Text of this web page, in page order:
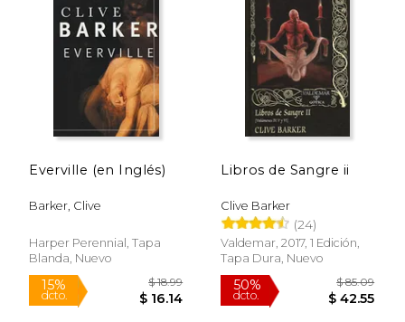
50%
$ 34.77
15%
dcto.
Everville (en Inglés)
Barker, Clive
Harper Perennial, Tapa
Blanda, Nuevo
Libros de Sangre ii
Clive Barker
(24)
Valdemar, 2017, 1 Edición,
Tapa Dura, Nuevo